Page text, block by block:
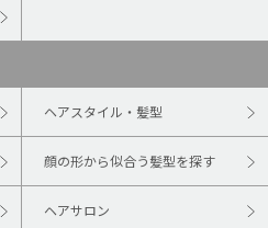
ヘアスタイル・髪型
顔の形から似合う髪型を探す
ヘアサロン